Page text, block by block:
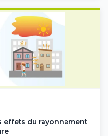
effets du rayonnement